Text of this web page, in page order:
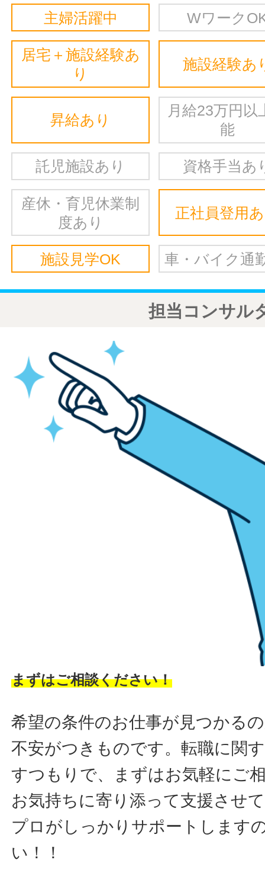
主婦活躍中 Wワーク
居宅＋施設経験あ
り
施設経験あ
昇給あり
月給23万円以
能
託児施設あり 資格手当あ
産休・育児休業制
度あり
正社員登用
施設見学OK 車・バイク通
担当コンサル
まずはご相談ください！
希望の条件のお仕事が見つかる
不安がつきものです。転職に関
すつもりで、まずはお気軽にご
お気持ちに寄り添って支援させ
プロがしっかりサポートします
い！！